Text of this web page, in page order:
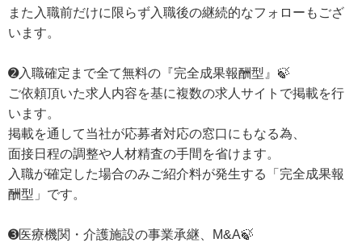
また入職前だけに限らず入職後の継続的なフォローもござ
います。
➋入職確定まで全て無料の『完全成果報酬型』🍃
ご依頼頂いた求人内容を基に複数の求人サイトで掲載を行
います。
掲載を通して当社が応募者対応の窓口にもなる為、
面接日程の調整や人材精査の手間を省けます。
入職が確定した場合のみご紹介料が発生する「完全成果報
酬型」です。
➌医療機関・介護施設の事業承継、M&A🍃